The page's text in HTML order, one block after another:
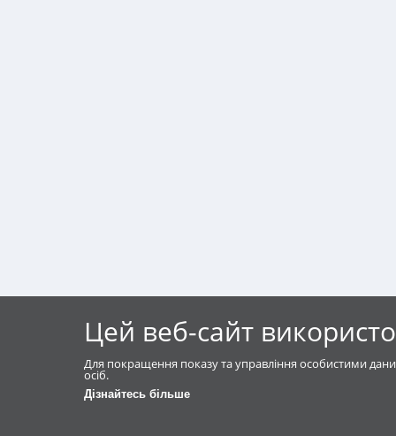
Цей веб-сайт
Для покращення показу та управління особистими
осіб.
Дізнайтесь більше